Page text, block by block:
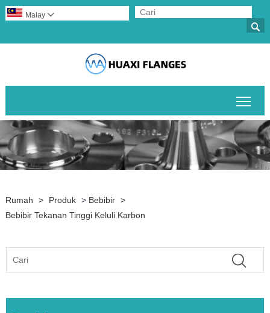

Malay 
Rumah > Produk > Bebibir >
Bebibir Tekanan Tinggi Keluli Karbon